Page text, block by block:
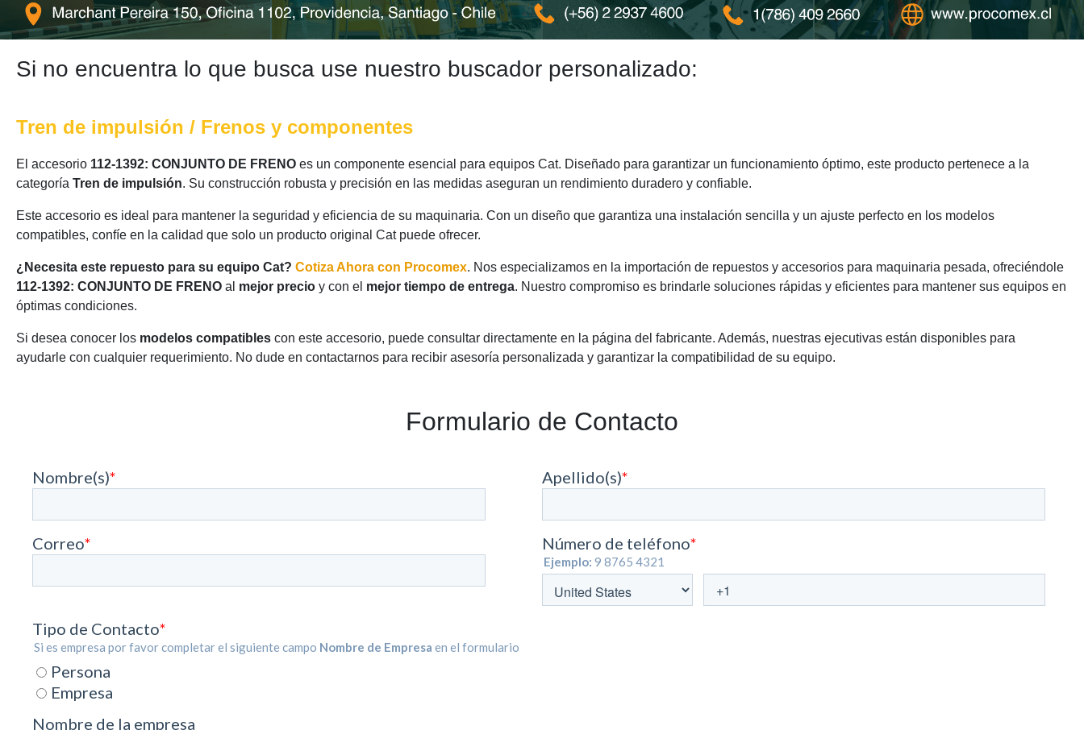
Si no encuentra lo que busca use nuestro buscador personalizado:
Tren de impulsión / Frenos y componentes
El accesorio 112-1392: CONJUNTO DE FRENO es un componente esencial para equipos Cat. Diseñado para garantizar un funcionamiento óptimo, este producto pertenece a la
categoría Tren de impulsión. Su construcción robusta y precisión en las medidas aseguran un rendimiento duradero y confiable.
Este accesorio es ideal para mantener la seguridad y eficiencia de su maquinaria. Con un diseño que garantiza una instalación sencilla y un ajuste perfecto en los modelos
compatibles, confíe en la calidad que solo un producto original Cat puede ofrecer.
¿Necesita este repuesto para su equipo Cat? Cotiza Ahora con Procomex. Nos especializamos en la importación de repuestos y accesorios para maquinaria pesada, ofreciéndole
112-1392: CONJUNTO DE FRENO al mejor precio y con el mejor tiempo de entrega. Nuestro compromiso es brindarle soluciones rápidas y eficientes para mantener sus equipos en
óptimas condiciones.
Si desea conocer los modelos compatibles con este accesorio, puede consultar directamente en la página del fabricante. Además, nuestras ejecutivas están disponibles para
ayudarle con cualquier requerimiento. No dude en contactarnos para recibir asesoría personalizada y garantizar la compatibilidad de su equipo.
Formulario de Contacto